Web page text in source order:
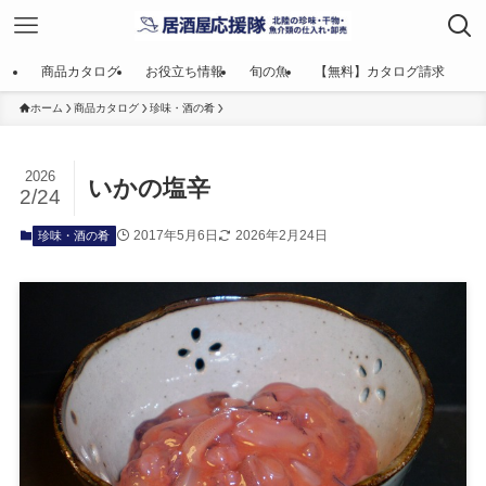
商品カタログ お役立ち情報 旬の魚 【無料】カタログ請求
ホーム 商品カタログ 珍味・酒の肴
いかの塩辛
2026
2/24
珍味・酒の肴 2017年5月6日 2026年2月24日